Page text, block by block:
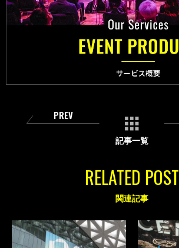
PREV
記事一覧
RELATED POST
関連記事